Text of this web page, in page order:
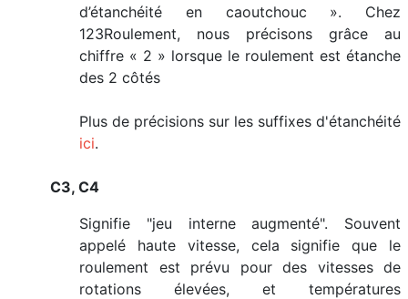
d’étanchéité en caoutchouc ». Chez
123Roulement, nous précisons grâce au
chiffre « 2 » lorsque le roulement est étanche
des 2 côtés
Plus de précisions sur les suffixes d'étanchéité
ici.
C3, C4
Signifie "jeu interne augmenté". Souvent
appelé haute vitesse, cela signifie que le
roulement est prévu pour des vitesses de
rotations élevées, et températures